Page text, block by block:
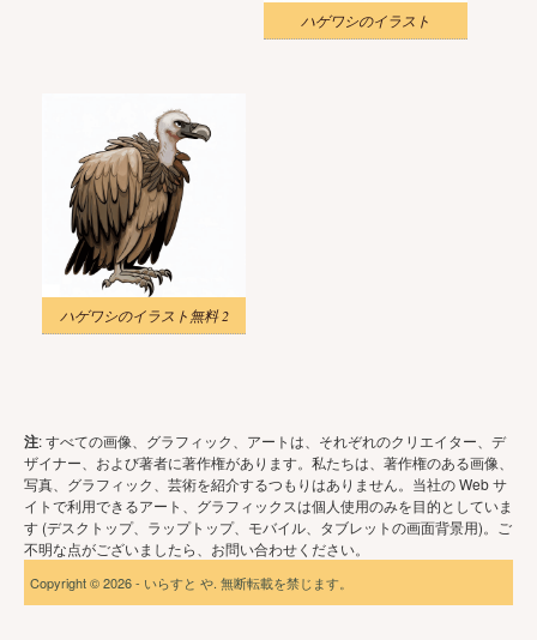
ハゲワシのイラスト
ハゲワシのイラスト無料 2
注: すべての画像、グラフィック、アートは、それぞれのクリエイター、デ
ザイナー、および著者に著作権があります。私たちは、著作権のある画像、
写真、グラフィック、芸術を紹介するつもりはありません。当社の Web サ
イトで利用できるアート、グラフィックスは個人使用のみを目的としていま
す (デスクトップ、ラップトップ、モバイル、タブレットの画面背景用)。ご
不明な点がございましたら、お問い合わせください。
Copyright © 2026 - いらすと や. 無断転載を禁じます。